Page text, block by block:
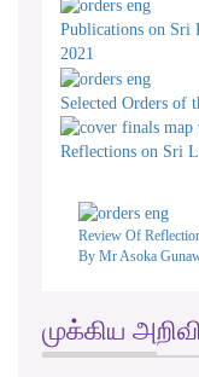
Publications on Sri
2021
Selected Orders of
Reflections on Sri
Review Of
By Mr Asoka
முக்கிய